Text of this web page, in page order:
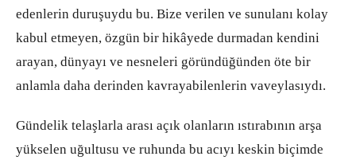
edenlerin duruşuydu bu. Bize verilen ve sunulanı kolay
kabul etmeyen, özgün bir hikâyede durmadan kendini
arayan, dünyayı ve nesneleri göründüğünden öte bir
anlamla daha derinden kavrayabilenlerin vaveylasıydı.
Gündelik telaşlarla arası açık olanların ıstırabının arşa
yükselen uğultusu ve ruhunda bu acıyı keskin biçimde